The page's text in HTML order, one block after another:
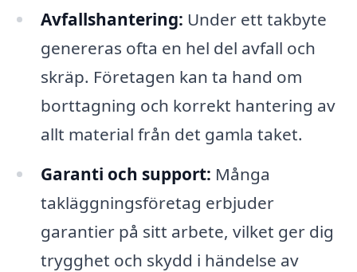
Avfallshantering: Under ett takbyte
genereras ofta en hel del avfall och
skräp. Företagen kan ta hand om
borttagning och korrekt hantering av
allt material från det gamla taket.
Garanti och support: Många
takläggningsföretag erbjuder
garantier på sitt arbete, vilket ger dig
trygghet och skydd i händelse av